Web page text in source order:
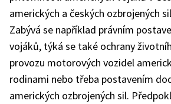
amerických a českých ozbrojených
Zabývá se například právním
vojáků, týká se také ochrany
provozu motorových vozidel
rodinami nebo třeba postavením
amerických ozbrojených sil.